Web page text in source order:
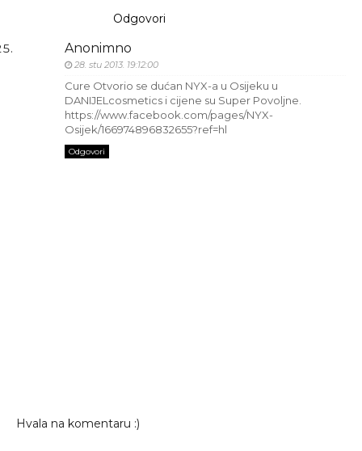
Odgovori
Anonimno
28. stu 2013. 19:12:00
Cure Otvorio se dućan NYX-a u Osijeku u
DANIJELcosmetics i cijene su Super Povoljne.
https://www.facebook.com/pages/NYX-
Osijek/166974896832655?ref=hl
Odgovori
Hvala na komentaru :)